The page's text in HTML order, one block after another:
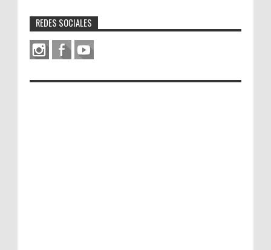
REDES SOCIALES